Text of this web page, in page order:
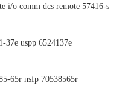
i/o comm dcs remote 57416-s
37e uspp 6524137e
65r nsfp 70538565r